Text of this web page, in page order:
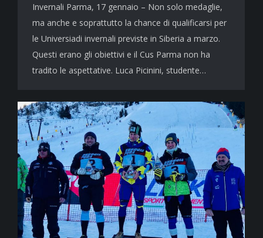
Invernali Parma, 17 gennaio – Non solo medaglie,
ma anche e soprattutto la chance di qualificarsi per
le Universiadi invernali previste in Siberia a marzo.
Questi erano gli obiettivi e il Cus Parma non ha
tradito le aspettative. Luca Picinini, studente…